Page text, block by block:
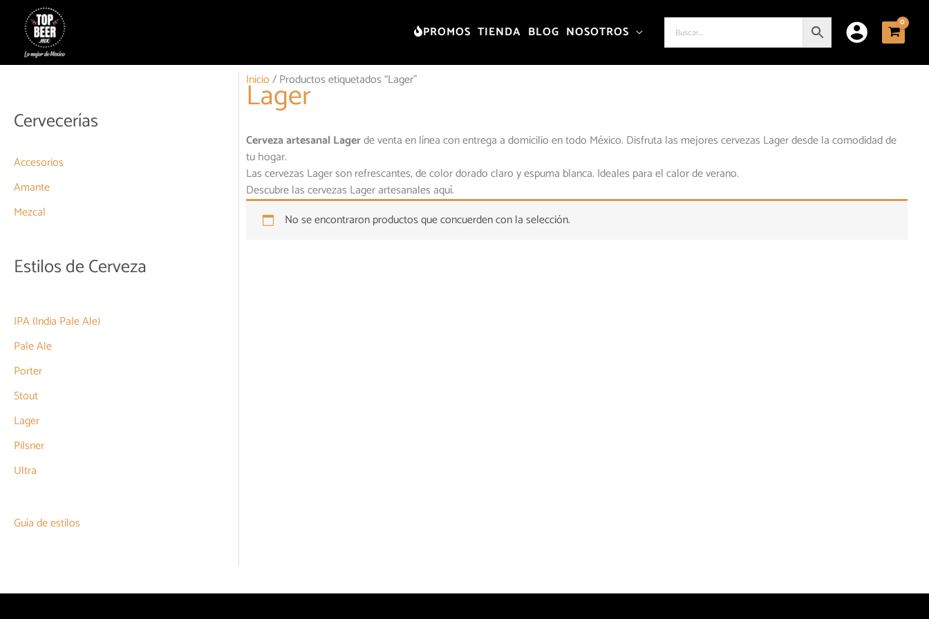
contenido
PROMOS TIENDA BLOG NOSOTROS
Cervecerías
Accesorios
Amante
Mezcal
Estilos de Cerveza
IPA (India Pale Ale)
Pale Ale
Porter
Stout
Lager
Pilsner
Ultra
Guía de estilos
Inicio/ Productos etiquetados “Lager”
Lager
Cerveza artesanal Lagerde venta en línea con entrega a domicilio en todo México. Disfruta las mejores cervezas Lager desde la comodidad de
tu hogar.
Las cervezas Lager son refrescantes, de color dorado claro y espuma blanca. Ideales para el calor de verano.
Descubre las cervezas Lager artesanales aquí.
No se encontraron productos que concuerden con la selección.